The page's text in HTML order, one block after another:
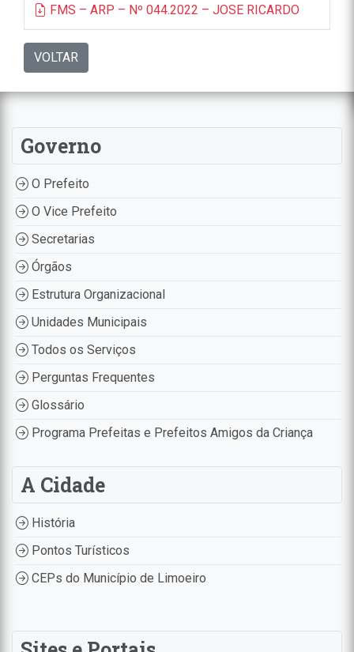
FMS – ARP – Nº 044.2022 – JOSE RICARDO
VOLTAR
Governo
O Prefeito
O Vice Prefeito
Secretarias
Órgãos
Estrutura Organizacional
Unidades Municipais
Todos os Serviços
Perguntas Frequentes
Glossário
Programa Prefeitas e Prefeitos Amigos da Criança
A Cidade
História
Pontos Turísticos
CEPs do Município de Limoeiro